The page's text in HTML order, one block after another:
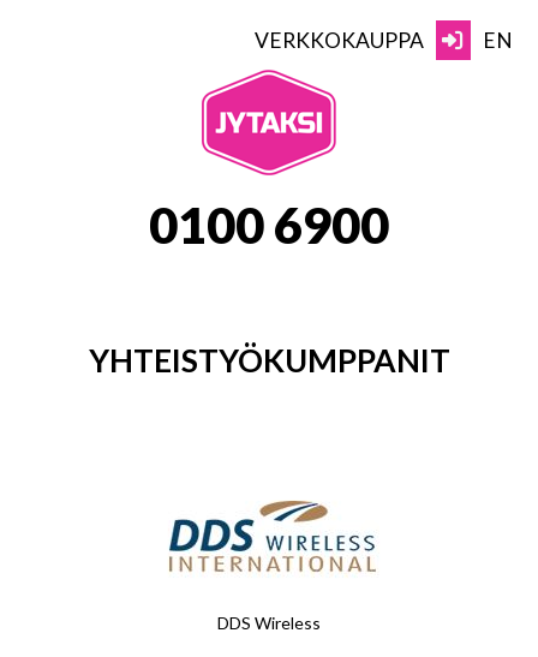
VERKKOKAUPPA EN
JYTAKSI
0100 6900
YHTEISTYÖKUMPPANIT
DDS Wireless